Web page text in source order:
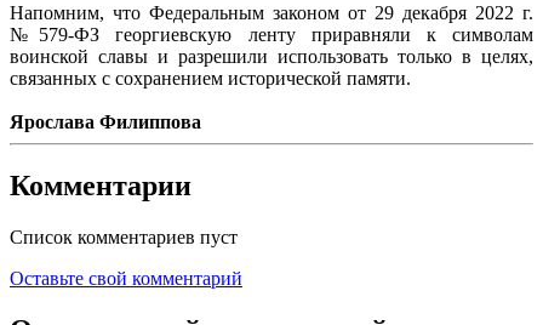
Напомним, что Федеральным законом от 29 декабря 2022 г.
№579-ФЗ георгиевскую ленту приравняли к символам
воинской славы и разрешили использовать только в целях,
связанных с сохранением исторической памяти.
Ярослава Филиппова
Комментарии
Список комментариев пуст
Оставьте свой комментарий